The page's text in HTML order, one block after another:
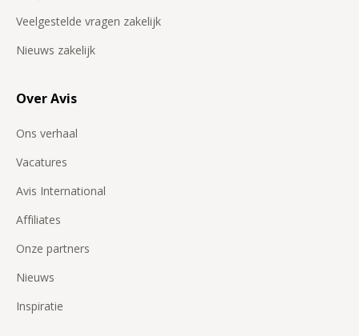
Veelgestelde vragen zakelijk
Nieuws zakelijk
Over Avis
Ons verhaal
Vacatures
Avis International
Affiliates
Onze partners
Nieuws
Inspiratie